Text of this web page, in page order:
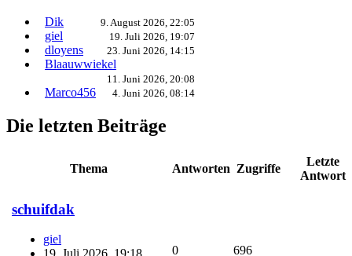
Dik 9. August 2026, 22:05
giel 19. Juli 2026, 19:07
dloyens 23. Juni 2026, 14:15
Blaauwwiekel
11. Juni 2026, 20:08
Marco456 4. Juni 2026, 08:14
Die letzten Beiträge
Thema Antworten Zugriffe
Letzte
Antwort
schuifdak
giel
0 696